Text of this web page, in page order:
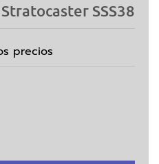
SSS38
precios
SSS38 cantidad